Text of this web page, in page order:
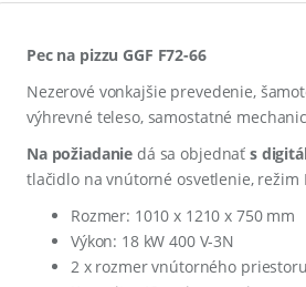
Pec na pizzu GGF F72-66
Nezerové vonkajšie prevedenie,
výhrevné teleso, samostatné
Na požiadanie dá sa objednať s
tlačidlo na vnútorné osvetlenie, režim
Rozmer: 1010 x 1210 x 750 mm
Výkon: 18 kW 400 V-3N
2 x rozmer vnútorného